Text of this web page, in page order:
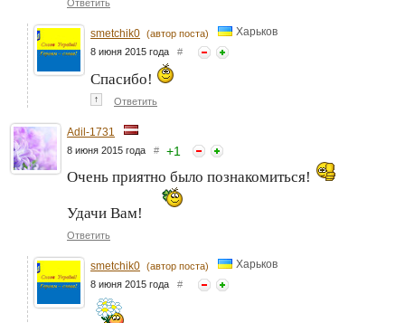
Ответить
smetchik0 (автор поста) Харьков
8 июня 2015 года #
Спасибо!
↑ Ответить
Adil-1731
8 июня 2015 года # +1
Очень приятно было познакомиться!
Удачи Вам!
Ответить
smetchik0 (автор поста) Харьков
8 июня 2015 года #